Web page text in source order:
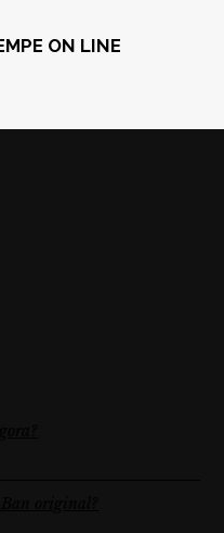
ON LINE